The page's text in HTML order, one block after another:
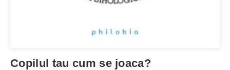
Copilul tau cum se joaca?